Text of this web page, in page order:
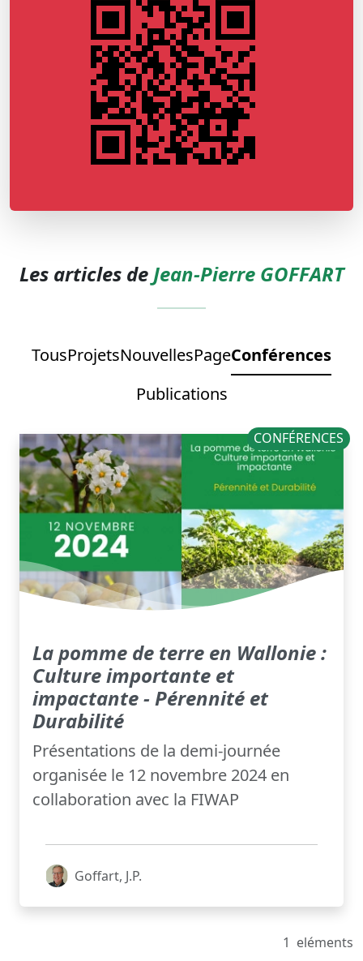
Les articles de Jean-Pierre GOFFART
TousProjetsNouvellesPageConférences
Publications
CONFÉRENCES
La pomme de terre en Wallonie :
Culture importante et
impactante - Pérennité et
Durabilité
Présentations de la demi-journée
organisée le 12 novembre 2024 en
collaboration avec la FIWAP
Goffart, J.P.
1 eléments